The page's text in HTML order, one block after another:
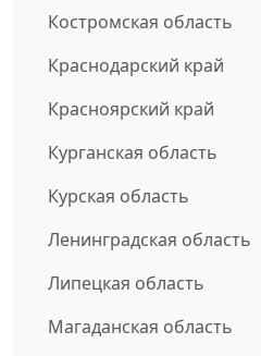
Костромская область
Краснодарский край
Красноярский край
Курганская область
Курская область
Ленинградская область
Липецкая область
Магаданская область